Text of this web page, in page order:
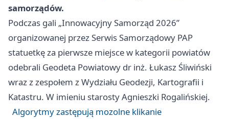
samorządów.
Podczas gali „Innowacyjny Samorząd 2026”
organizowanej przez Serwis Samorządowy PAP
statuetkę za pierwsze miejsce w kategorii powiatów
odebrali Geodeta Powiatowy dr inż. Łukasz Śliwiński
wraz z zespołem z Wydziału Geodezji, Kartografii i
Katastru. W imieniu starosty Agnieszki Rogalińskiej.
Algorytmy zastępują mozolne klikanie